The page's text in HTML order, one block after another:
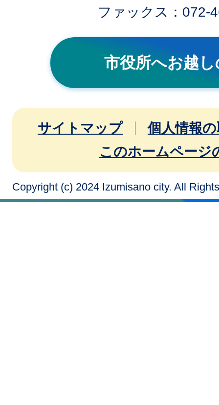
ファックス：072-
市役所へお越
サイトマップ
個人情報
このホームページ
Copyright (c) 2024 Izumisano city. All